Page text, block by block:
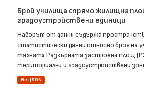
Брой училища спрямо жилищна
градоустройствени единици
Наборът от данни съдържа
статистически данни относно броя на
тяхната Разгърната застроена площ
териториални и градоустройствени
GeoJSON